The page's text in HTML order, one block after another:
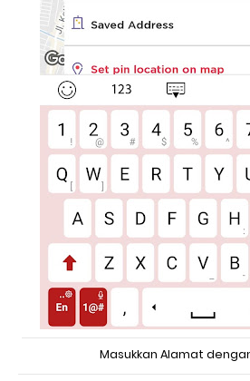
Masukkan Alamat